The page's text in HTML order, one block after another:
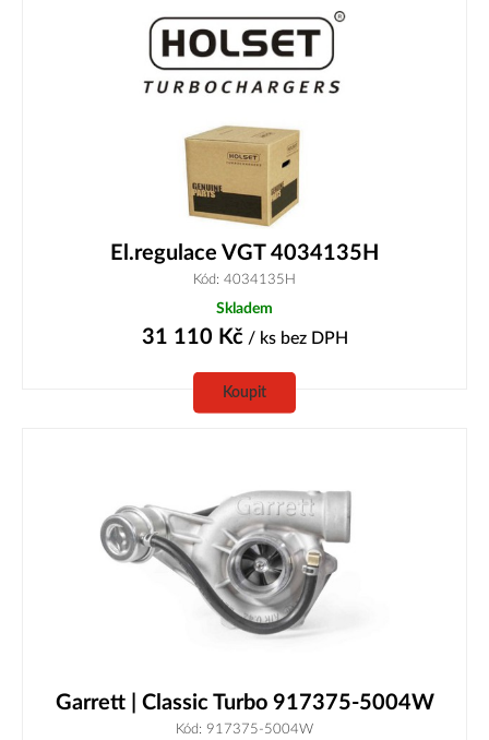
El.regulace VGT 4034135H
Kód: 4034135H
Skladem
31 110 Kč/ ks bez DPH
Koupit
Garrett | Classic Turbo 917375-5004W
Kód: 917375-5004W